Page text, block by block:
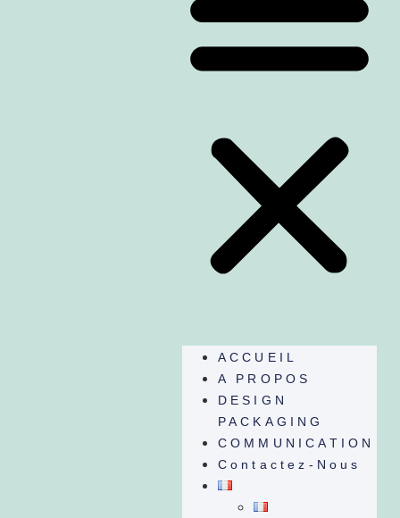
ACCUEIL
A PROPOS
DESIGN
PACKAGING
COMMUNICATION
Contactez-Nous